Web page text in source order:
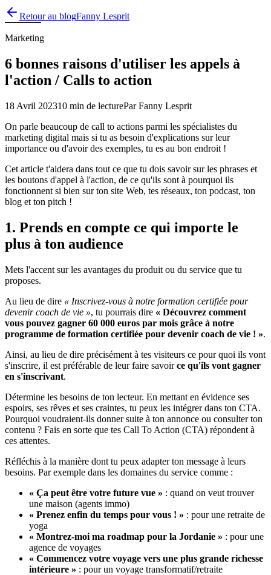
Retour au blogFanny Lesprit
Marketing
6 bonnes raisons d'utiliser les appels à
l'action / Calls to action
18 Avril 202310 min de lecturePar Fanny Lesprit
On parle beaucoup de call to actions parmi les spécialistes du
marketing digital mais si tu as besoin d'explications sur leur
importance ou d'avoir des exemples, tu es au bon endroit !
Cet article t'aidera dans tout ce que tu dois savoir sur les phrases et
les boutons d'appel à l'action, de ce qu'ils sont à pourquoi ils
fonctionnent si bien sur ton site Web, tes réseaux, ton podcast, ton
blog et ton pitch !
1. Prends en compte ce qui importe le
plus à ton audience
Mets l'accent sur les avantages du produit ou du service que tu
proposes.
Au lieu de dire « Inscrivez-vous à notre formation certifiée pour
devenir coach de vie », tu pourrais dire « Découvrez comment
vous pouvez gagner 60 000 euros par mois grâce à notre
programme de formation certifiée pour devenir coach de vie ! ».
Ainsi, au lieu de dire précisément à tes visiteurs ce pour quoi ils vont
s'inscrire, il est préférable de leur faire savoirce qu'ils vont gagner
en s'inscrivant.
Détermine les besoins de ton lecteur. En mettant en évidence ses
espoirs, ses rêves et ses craintes, tu peux les intégrer dans ton CTA.
Pourquoi voudraient-ils donner suite à ton annonce ou consulter ton
contenu ? Fais en sorte que tes Call To Action (CTA) répondent à
ces attentes.
Réfléchis à la manière dont tu peux adapter ton message à leurs
besoins. Par exemple dans les domaines du service comme :
« Ça peut être votre future vue » : quand on veut trouver
une maison (agents immo)
« Prenez enfin du temps pour vous ! » : pour une retraite de
yoga
« Montrez-moi ma roadmap pour la Jordanie » : pour une
agence de voyages
« Commencez votre voyage vers une plus grande richesse
intérieure » : pour un voyage transformatif/retraite